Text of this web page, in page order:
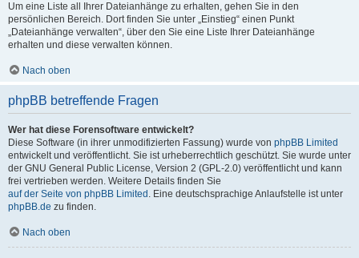
Um eine Liste all Ihrer Dateianhänge zu erhalten, gehen Sie in den
persönlichen Bereich. Dort finden Sie unter „Einstieg“ einen Punkt
„Dateianhänge verwalten“, über den Sie eine Liste Ihrer Dateianhänge
erhalten und diese verwalten können.
Nach oben
phpBB betreffende Fragen
Wer hat diese Forensoftware entwickelt?
Diese Software (in ihrer unmodifizierten Fassung) wurde von phpBB Limited
entwickelt und veröffentlicht. Sie ist urheberrechtlich geschützt. Sie wurde unter
der GNU General Public License, Version 2 (GPL-2.0) veröffentlicht und kann
frei vertrieben werden. Weitere Details finden Sie
auf der Seite von phpBB Limited . Eine deutschsprachige Anlaufstelle ist unter
phpBB.de zu finden.
Nach oben